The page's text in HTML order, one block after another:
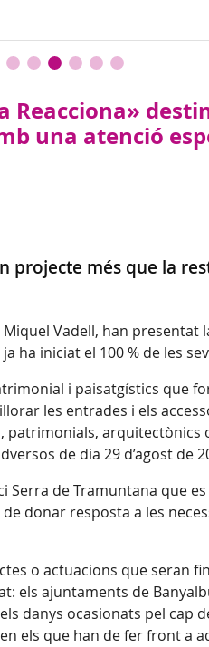
una atenció
més que la
Vadell, han
ha iniciat el 100 % de les
i paisatgístics que
les entrades i els
de dia 29 d’agost de
de Tramuntana que
donar resposta a les
o actuacions que seran
els ajuntaments de
danys ocasionats pel cap
els que han de fer front a